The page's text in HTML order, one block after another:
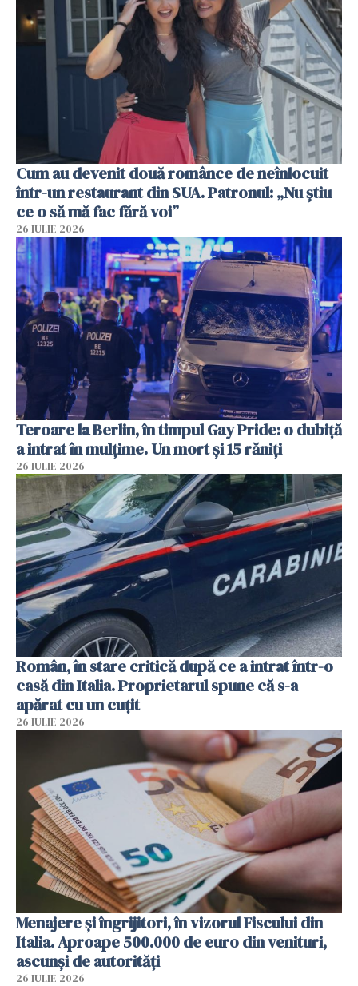
Cum au devenit două românce de neînlocuit
într-un restaurant din SUA. Patronul: „Nu știu
ce o să mă fac fără voi”
26 IULIE 2026
Teroare la Berlin, în timpul Gay Pride: o dubiță
a intrat în mulțime. Un mort și 15 răniți
26 IULIE 2026
Român, în stare critică după ce a intrat într-o
casă din Italia. Proprietarul spune că s-a
apărat cu un cuțit
26 IULIE 2026
Menajere și îngrijitori, în vizorul Fiscului din
Italia. Aproape 500.000 de euro din venituri,
ascunși de autorități
26 IULIE 2026